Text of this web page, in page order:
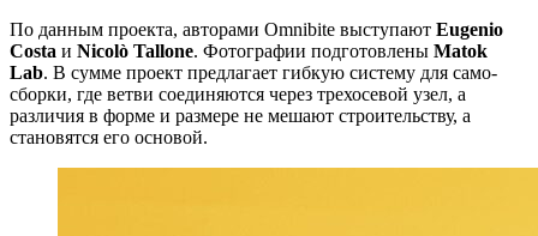
По данным проекта, авторами Omnibite выступают Eugenio
Costa и Nicolò Tallone. Фотографии подготовлены Matok
Lab. В сумме проект предлагает гибкую систему для само-
сборки, где ветви соединяются через трехосевой узел, а
различия в форме и размере не мешают строительству, а
становятся его основой.